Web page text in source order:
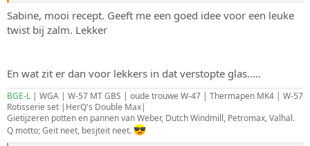
Sabine, mooi recept. Geeft me een goed idee voor een leuke
twist bij zalm. Lekker
En wat zit er dan voor lekkers in dat verstopte glas.....
BGE-L | WGA | W-57 MT GBS | oude trouwe W-47 | Thermapen MK4 | W-57
Rotisserie set |HerQ's Double Max|
Gietijzeren potten en pannen van Weber, Dutch Windmill, Petromax, Valhal.
Q motto; Geit neet, besjteit neet.